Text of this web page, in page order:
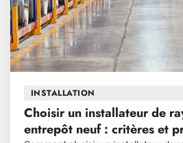
INSTALLATION
Choisir un installateur de
entrepôt neuf : critères et